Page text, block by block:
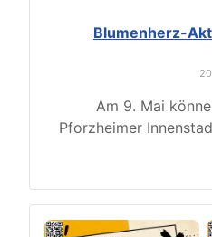
Blumenherz-
Am 9. Mai
Pforzheimer